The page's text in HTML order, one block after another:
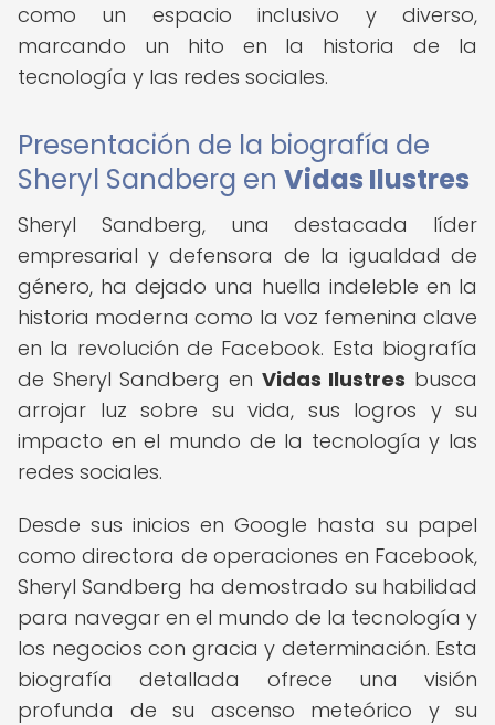
como un espacio inclusivo y diverso,
marcando un hito en la historia de la
tecnología y las redes sociales.
Presentación de la biografía de
Sheryl Sandberg en Vidas Ilustres
Sheryl Sandberg, una destacada líder
empresarial y defensora de la igualdad de
género, ha dejado una huella indeleble en la
historia moderna como la voz femenina clave
en la revolución de Facebook. Esta biografía
de Sheryl Sandberg en Vidas Ilustres busca
arrojar luz sobre su vida, sus logros y su
impacto en el mundo de la tecnología y las
redes sociales.
Desde sus inicios en Google hasta su papel
como directora de operaciones en Facebook,
Sheryl Sandberg ha demostrado su habilidad
para navegar en el mundo de la tecnología y
los negocios con gracia y determinación. Esta
biografía detallada ofrece una visión
profunda de su ascenso meteórico y su